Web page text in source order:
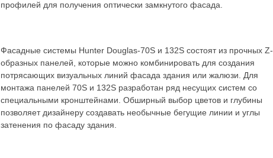
профилей для получения оптически замкнутого фасада.
Фасадные системы Hunter Douglas-70S и 132S состоят из прочных Z-
образных панелей, которые можно комбинировать для создания
потрясающих визуальных линий фасада здания или жалюзи. Для
монтажа панелей 70S и 132S разработан ряд несущих систем со
специальными кронштейнами. Обширный выбор цветов и глубины
позволяет дизайнеру создавать необычные бегущие линии и углы
затенения по фасаду здания.